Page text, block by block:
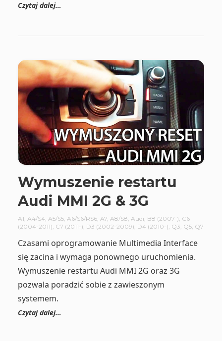
Czytaj dalej…
Wymuszenie restartu
Audi MMI 2G & 3G
A1, A4/S4, A5/S5, A6/S6/RS6, A7, A8/S8, Audi, B8 (2007-), C6
(2004-2011), C7 (2011-), D3 (2002-2009), D4 (2010-), Q3, Q5, Q7
Czasami oprogramowanie Multimedia Interface
się zacina i wymaga ponownego uruchomienia.
Wymuszenie restartu Audi MMI 2G oraz 3G
pozwala poradzić sobie z zawieszonym
systemem.
Czytaj dalej…